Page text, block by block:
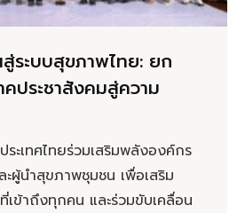
ระบบสุขภาพไทย: ยก
ประชาสังคมสู่ความ
ะเทศไทยร่วมเสริมพลังองค์กร
ะผู้นำสุขภาพชุมชน เพื่อเสริม
เข้าถึงทุกคน และร่วมขับเคลื่อน